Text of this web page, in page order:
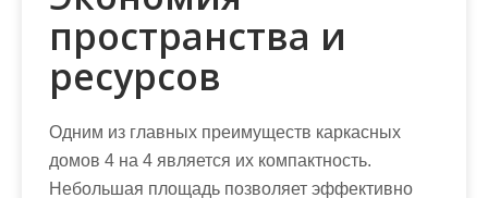
пространства и
ресурсов
Одним из главных преимуществ каркасных
домов 4 на 4 является их компактность.
Небольшая площадь позволяет эффективно